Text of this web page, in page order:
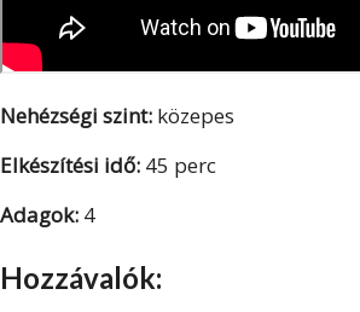
Nehézségi szint: közepes
Elkészítési idő: 45 perc
Adagok: 4
Hozzávalók: